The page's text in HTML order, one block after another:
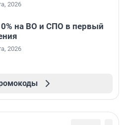
2026
на ВО и СПО в первый
2026